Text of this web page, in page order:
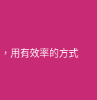
用有效率的方式